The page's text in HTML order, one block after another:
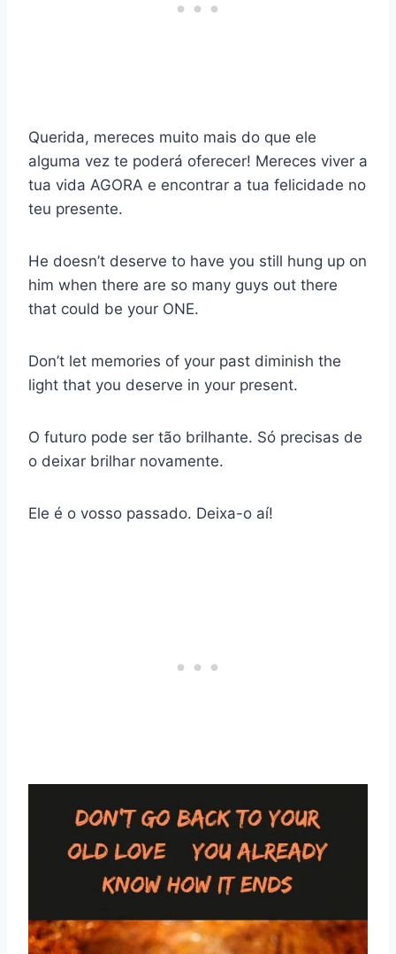
Querida, mereces muito mais do que ele
alguma vez te poderá oferecer! Mereces viver a
tua vida AGORA e encontrar a tua felicidade no
teu presente.
He doesn’t deserve to have you still hung up on
him when there are so many guys out there
that could be your ONE.
Don’t let memories of your past diminish the
light that you deserve in your present.
O futuro pode ser tão brilhante. Só precisas de
o deixar brilhar novamente.
Ele é o vosso passado. Deixa-o aí!